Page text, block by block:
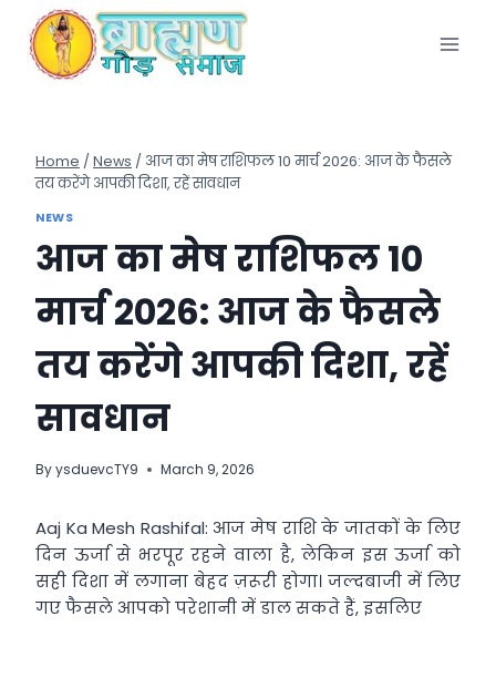
content
Home / News / आज का मेष राशिफल 10 मार्च 2026: आज के फैसले
तय करेंगे आपकी दिशा, रहें सावधान
NEWS
आज का मेष राशिफल 10
मार्च 2026: आज के फैसले
तय करेंगे आपकी दिशा, रहें
सावधान
ByysduevcTY9 March 9, 2026
Aaj Ka Mesh Rashifal: आज मेष राशि के जातकों के लिए
दिन ऊर्जा से भरपूर रहने वाला है, लेकिन इस ऊर्जा को
सही दिशा में लगाना बेहद ज़रूरी होगा। जल्दबाजी में लिए
गए फैसले आपको परेशानी में डाल सकते हैं, इसलिए